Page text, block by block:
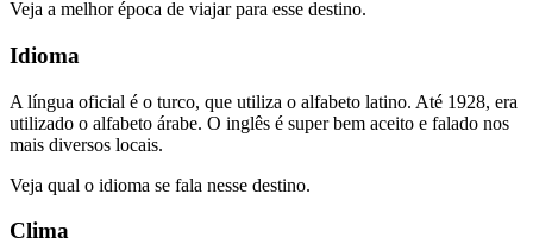
Veja a melhor época de viajar para esse destino.
Idioma
A língua oficial é o turco, que utiliza o alfabeto latino. Até 1928, era
utilizado o alfabeto árabe. O inglês é super bem aceito e falado nos
mais diversos locais.
Veja qual o idioma se fala nesse destino.
Clima